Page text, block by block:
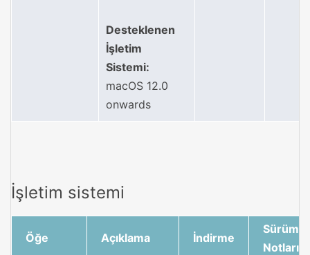
Desteklenen
İşletim
Sistemi:
macOS 12.0
onwards
İşletim sistemi
Öğe Açıklama İndirme
Sürüm
Notları